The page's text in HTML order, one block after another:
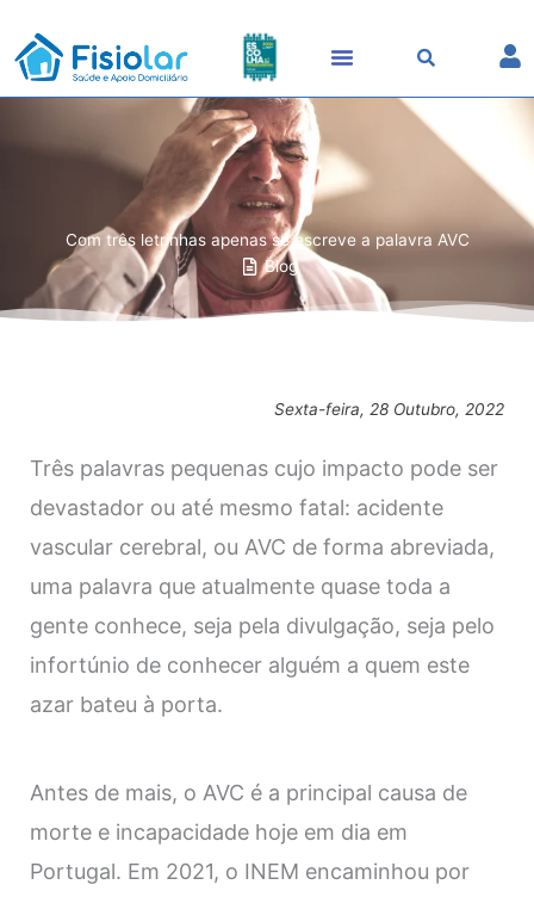
content
Com três letrinhas apenas se escreve a palavra AVC
Blog
Sexta-feira, 28 Outubro, 2022
Três palavras pequenas cujo impacto pode ser
devastador ou até mesmo fatal: acidente
vascular cerebral, ou AVC de forma abreviada,
uma palavra que atualmente quase toda a
gente conhece, seja pela divulgação, seja pelo
infortúnio de conhecer alguém a quem este
azar bateu à porta.
Antes de mais, o AVC é a principal causa de
morte e incapacidade hoje em dia em
Portugal. Em 2021, o INEM encaminhou por